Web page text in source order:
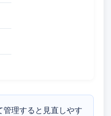
理すると見直しやす